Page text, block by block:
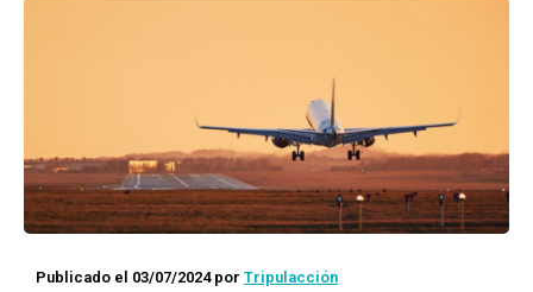
Publicado el 03/07/2024por Tripulacción